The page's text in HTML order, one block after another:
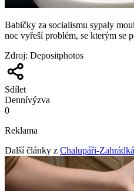
Babičky za socialismu sypaly
noc vyřeší problém, se kterým se
Zdroj: Depositphotos
Sdílet
Dennívýzva
0
Reklama
Další články z Chalupáři-